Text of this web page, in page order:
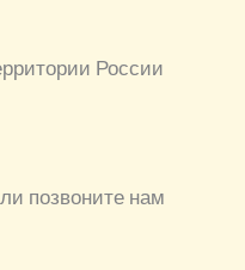
России
позвоните нам